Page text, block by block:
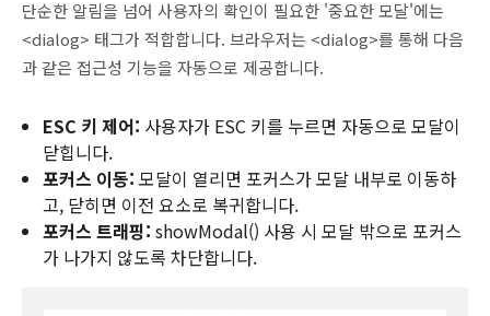
단순한 알림을 넘어 사용자의 확인이 필요한 '중요한 모달'에는
<dialog> 태그가 적합합니다. 브라우저는 <dialog>를 통해 다음
과 같은 접근성 기능을 자동으로 제공합니다.
ESC 키 제어: 사용자가 ESC 키를 누르면 자동으로 모달이
닫힙니다.
포커스 이동: 모달이 열리면 포커스가 모달 내부로 이동하
고, 닫히면 이전 요소로 복귀합니다.
포커스 트래핑: showModal() 사용 시 모달 밖으로 포커스
가 나가지 않도록 차단합니다.